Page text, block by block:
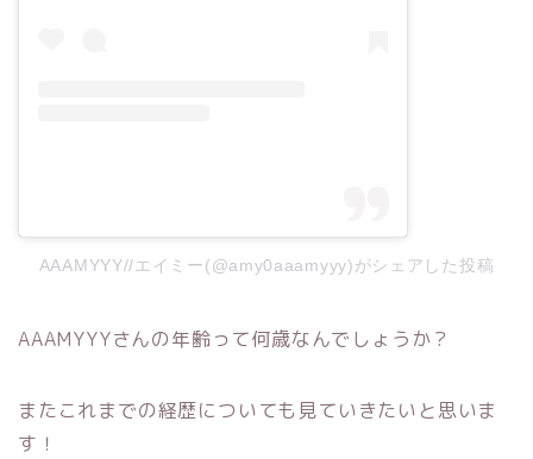
AAAMYYY//エイミー(@amy0aaamyyy)がシェアした投稿
AAAMYYYさんの年齢って何歳なんでしょうか？
またこれまでの経歴についても見ていきたいと思いま
す！